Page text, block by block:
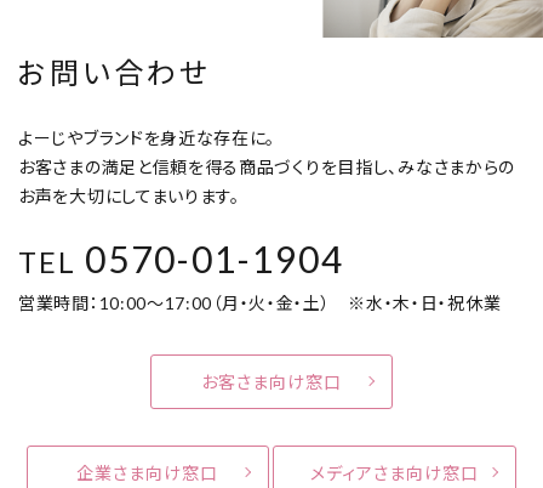
お問い合わせ
よーじやブランドを身近な存在に。
お客さまの満足と信頼を得る商品づくりを目指し、みなさまからの
お声を大切にしてまいります。
TEL 0570-01-1904
営業時間：10:00～17:00（月・火・金・土） ※水・木・日・祝休業
お客さま向け窓口
企業さま向け窓口 メディアさま向け窓口